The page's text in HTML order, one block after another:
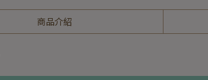
商品介紹